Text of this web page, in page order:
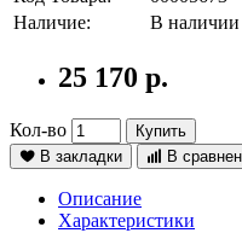
Наличие:
В наличии
25 170 р.
Кол-во
Купить
В закладки
В
Описание
Характеристики